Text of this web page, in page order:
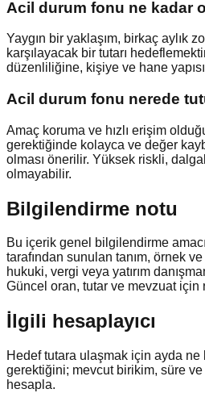
Acil durum fonu ne kadar
Yaygın bir yaklaşım, birkaç aylık
karşılayacak bir tutarı
düzenliliğine, kişiye ve hane
Acil durum fonu nerede
Amaç koruma ve hızlı erişim
gerektiğinde kolayca ve değer
olması önerilir. Yüksek riskli,
olmayabilir.
Bilgilendirme notu
Bu içerik genel bilgilendirme
tarafından sunulan tanım, örnek
hukuki, vergi veya yatırım
Güncel oran, tutar ve mevzuat için
İlgili hesaplayıcı
Hedef tutara ulaşmak için ayda ne
gerektiğini; mevcut birikim, süre
hesapla.